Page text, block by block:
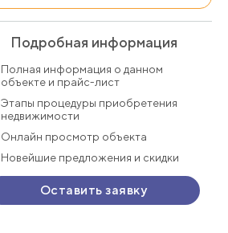
Подробная информация
Полная информация о данном
объекте и прайс-лист
Этапы процедуры приобретения
недвижимости
Онлайн просмотр объекта
Новейшие предложения и скидки
Оставить заявку